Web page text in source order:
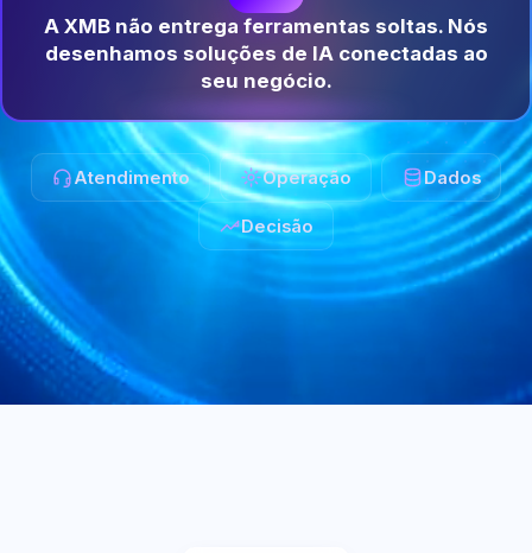
A XMB não entrega ferramentas soltas. Nós
desenhamos soluções de IA conectadas ao
seu negócio.
Atendimento Operação Dados
Decisão